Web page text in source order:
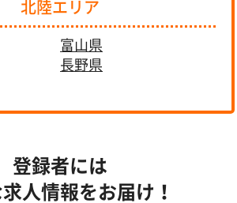
北陸エリア
富山県
長野県
登録者には
人情報をお届け！